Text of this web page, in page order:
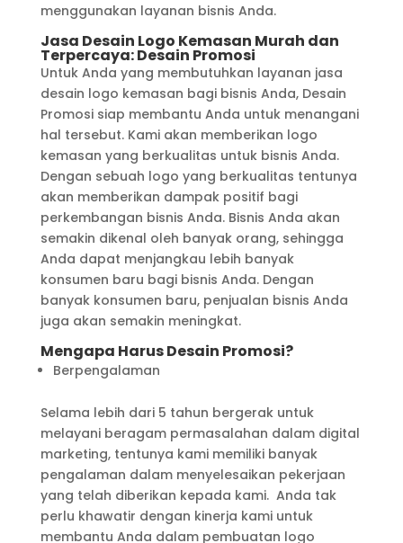
menggunakan layanan bisnis Anda.
Jasa Desain Logo Kemasan Murah dan
Terpercaya: Desain Promosi
Untuk Anda yang membutuhkan layanan jasa
desain logo kemasan bagi bisnis Anda, Desain
Promosi siap membantu Anda untuk menangani
hal tersebut. Kami akan memberikan logo
kemasan yang berkualitas untuk bisnis Anda.
Dengan sebuah logo yang berkualitas tentunya
akan memberikan dampak positif bagi
perkembangan bisnis Anda. Bisnis Anda akan
semakin dikenal oleh banyak orang, sehingga
Anda dapat menjangkau lebih banyak
konsumen baru bagi bisnis Anda. Dengan
banyak konsumen baru, penjualan bisnis Anda
juga akan semakin meningkat.
Mengapa Harus Desain Promosi?
Berpengalaman
Selama lebih dari 5 tahun bergerak untuk
melayani beragam permasalahan dalam digital
marketing, tentunya kami memiliki banyak
pengalaman dalam menyelesaikan pekerjaan
yang telah diberikan kepada kami. Anda tak
perlu khawatir dengan kinerja kami untuk
membantu Anda dalam pembuatan logo